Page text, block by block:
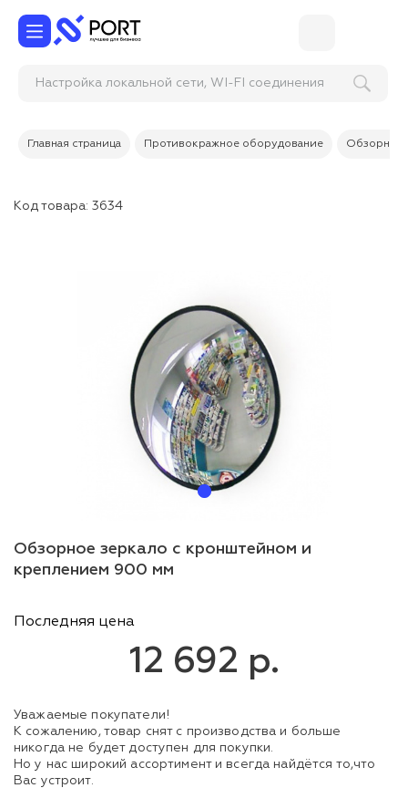
Настройка локальной сети, WI-FI соединения
Главная страница Противокражное оборудование Обзорные
Код товара: 3634
Обзорное зеркало с кронштейном и
креплением 900 мм
Последняя цена
12 692 р.
Уважаемые покупатели!
К сожалению, товар снят с производства и больше
никогда не будет доступен для покупки.
Но у нас широкий ассортимент и всегда найдётся то,что
Вас устроит.